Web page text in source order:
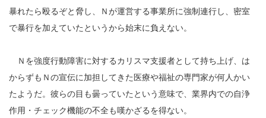
暴れたら殴るぞと脅し、Ｎが運営する事業所に強制連行し、密室
で暴行を加えていたというから始末に負えない。
Ｎを強度行動障害に対するカリスマ支援者として持ち上げ、は
からずもＮの宣伝に加担してきた医療や福祉の専門家が何人かい
たようだ。彼らの目も曇っていたという意味で、業界内での自浄
作用・チェック機能の不全も嘆かざるを得ない。